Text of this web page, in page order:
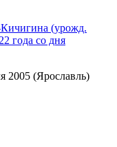
Кичигина (урожд.
года со дня
2005 (Ярославль)